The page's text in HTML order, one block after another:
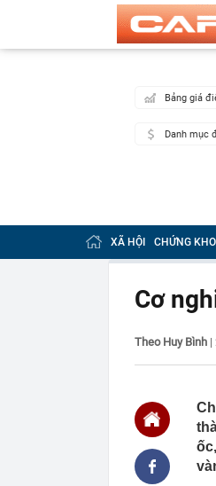
Bảng giá
Danh mục
XÃ HỘI CHỨNG
Cơ
Theo Huy Bình |